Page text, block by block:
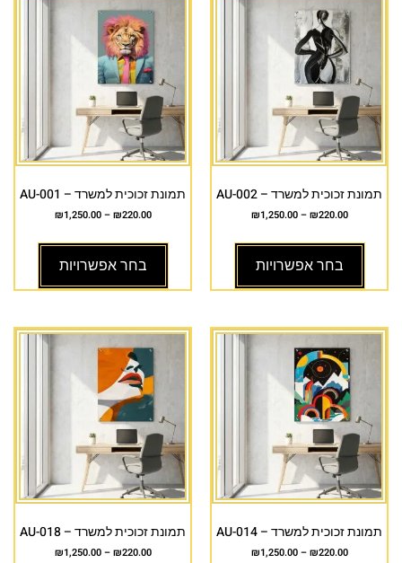
תמונת זכוכית למשרד – AU-002
₪220.00
–
₪1,250.00
בחר אפשרויות
תמונת זכוכית למשרד – AU-001
₪220.00
–
₪1,250.00
בחר אפשרויות
תמונת זכוכית למשרד – AU-014
₪220.00
–
₪1,250.00
תמונת זכוכית למשרד – AU-018
₪220.00
–
₪1,250.00